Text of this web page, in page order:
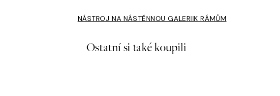
NÁSTROJ NA NÁSTĚNNOU GALERIIK RÁMŮM
Ostatní si také koupili